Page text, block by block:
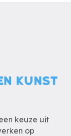
keuze uit
op